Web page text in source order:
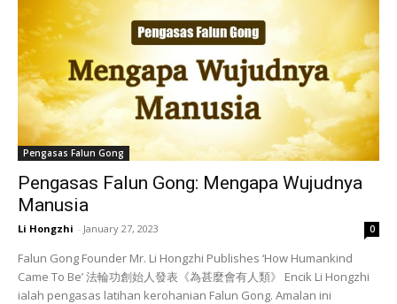
Pengasas Falun Gong
Pengasas Falun Gong: Mengapa Wujudnya
Manusia
Li Hongzhi - January 27, 2023 0
Falun Gong Founder Mr. Li Hongzhi Publishes ‘How Humankind
Came To Be’ 法輪功創始人發表《為甚麼會有人類》 Encik Li Hongzhi
ialah pengasas latihan kerohanian Falun Gong. Amalan ini